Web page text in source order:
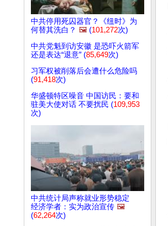
中共停用死囚器官？《纽时》为
何替其洗白？ 🖼️ (101,272次)
中共党魁到访安徽 是恐吓火箭军
还是表达“退意” (85,649次)
习军权被削落后会遭什么危险吗
(91,418次)
华盛顿特区噪音 中国访民：要和
驻美大使对话 不要扰民 (109,953
次)
中共统计局声称就业形势稳定
经济学者：实为政治宣传 🖼️
(62,264次)